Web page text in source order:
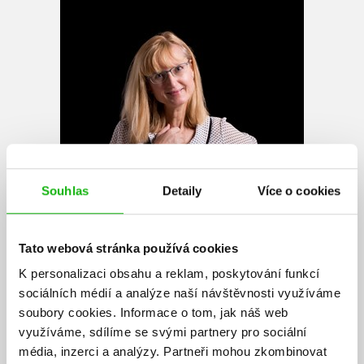
Souhlas Detaily Více o cookies
Tato webová stránka používá cookies
K personalizaci obsahu a reklam, poskytování funkcí
sociálních médií a analýze naší návštěvnosti využíváme
soubory cookies. Informace o tom, jak náš web
využíváme, sdílíme se svými partnery pro sociální
média, inzerci a analýzy. Partneři mohou zkombinovat
Ivona Březinová